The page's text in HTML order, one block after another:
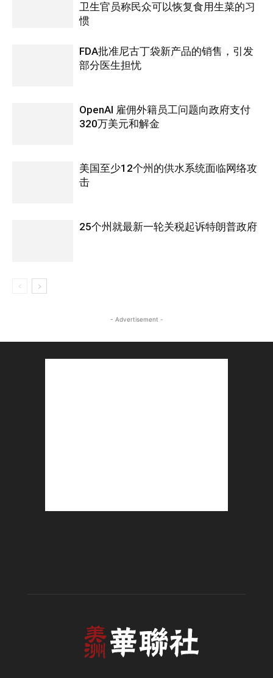
卫生官员称民众可以恢复食用生菜的习
惯
FDA批准尼古丁袋新产品的销售，引发
部分医生担忧
OpenAI 雇佣外籍员工问题向政府支付
320万美元和解金
美国至少12个州的供水系统面临网络攻
击
25个州就最新一轮关税起诉特朗普政府
- Advertisement -